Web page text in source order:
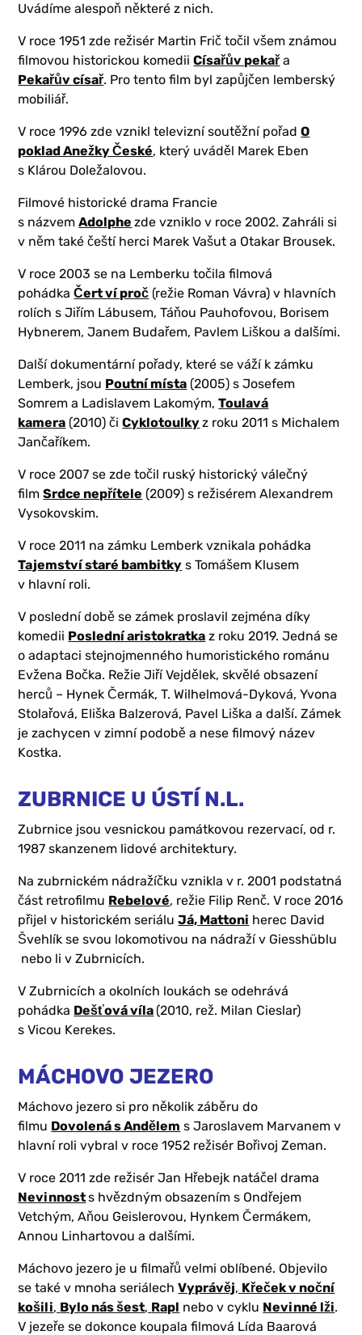
Uvádíme alespoň některé z nich.
V roce 1951 zde režisér Martin Frič točil všem známou
filmovou historickou komediiCísařův pekař a
Pekařův císař. Pro tento film byl zapůjčen lemberský
mobiliář.
V roce 1996 zde vznikl televizní soutěžní pořadO
poklad Anežky České, který uváděl Marek Eben
s Klárou Doležalovou.
Filmové historické drama Francie
s názvemAdolphe zde vzniklo v roce 2002. Zahráli si
v něm také čeští herci Marek Vašut a Otakar Brousek.
V roce 2003 se na Lemberku točila filmová
pohádkaČert ví proč (režie Roman Vávra) v hlavních
rolích s Jiřím Lábusem, Táňou Pauhofovou, Borisem
Hybnerem, Janem Budařem, Pavlem Liškou a dalšími.
Další dokumentární pořady, které se váží k zámku
Lemberk, jsou Poutní místa (2005) s Josefem
Somrem a Ladislavem Lakomým,Toulavá
kamera (2010) čiCyklotoulkyz roku 2011 s Michalem
Jančaříkem.
V roce 2007 se zde točil ruský historický válečný
filmSrdce nepřítele (2009) s režisérem Alexandrem
Vysokovskim.
V roce 2011 na zámku Lemberk vznikala pohádka
Tajemství staré bambitky s Tomášem Klusem
v hlavní roli.
V poslední době se zámek proslavil zejména díky
komedii Poslední aristokratka z roku 2019. Jedná se
o adaptaci stejnojmenného humoristického románu
Evžena Bočka. Režie Jiří Vejdělek, skvělé obsazení
herců – Hynek Čermák, T. Wilhelmová-Dyková, Yvona
Stolařová, Eliška Balzerová, Pavel Liška a další. Zámek
je zachycen v zimní podobě a nese filmový název
Kostka.
ZUBRNICE U ÚSTÍ N.L.
Zubrnice jsou vesnickou památkovou rezervací, od r.
1987 skanzenem lidové architektury.
Na zubrnickém nádražíčku vznikla v r. 2001 podstatná
část retrofilmu Rebelové, režie Filip Renč. V roce 2016
přijel v historickém seriáluJá, Mattoni herec David
Švehlík se svou lokomotivou na nádraží v Giesshüblu
nebo li v Zubrnicích.
V Zubrnicích a okolních loukách se odehrává
pohádka Dešťová víla (2010, rež. Milan Cieslar)
s Vicou Kerekes.
MÁCHOVO JEZERO
Máchovo jezero si pro několik záběru do
filmu Dovolená s Andělem s Jaroslavem Marvanem v
hlavní roli vybral v roce 1952 režisér Bořivoj Zeman.
V roce 2011 zde režisér Jan Hřebejk natáčel drama
Nevinnosts hvězdným obsazením s Ondřejem
Vetchým, Aňou Geislerovou, Hynkem Čermákem,
Annou Linhartovou a dalšími.
Máchovo jezero je u filmařů velmi oblíbené. Objevilo
se také v mnoha seriálechVyprávěj, Křeček v noční
košili, Bylo nás šest, Rapl nebo v cyklu Nevinné lži.
V jezeře se dokonce koupala filmová Lída Baarová